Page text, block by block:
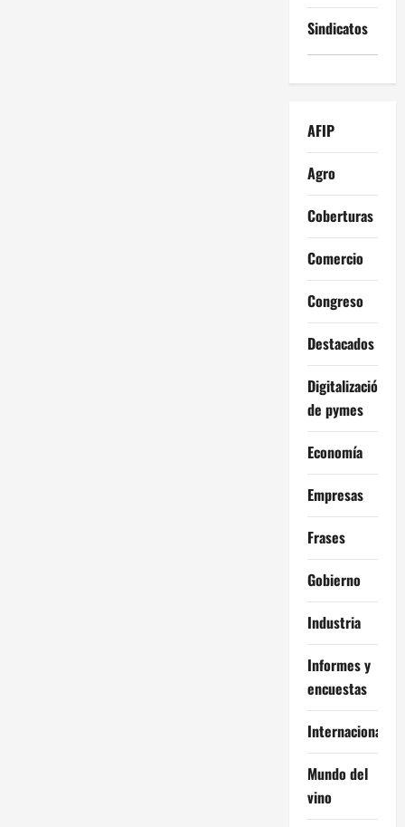
Sindicatos
AFIP
Agro
Coberturas
Comercio
Congreso
Destacados
Digitalización
de pymes
Economía
Empresas
Frases
Gobierno
Industria
Informes y
encuestas
Internacional
Mundo del
vino